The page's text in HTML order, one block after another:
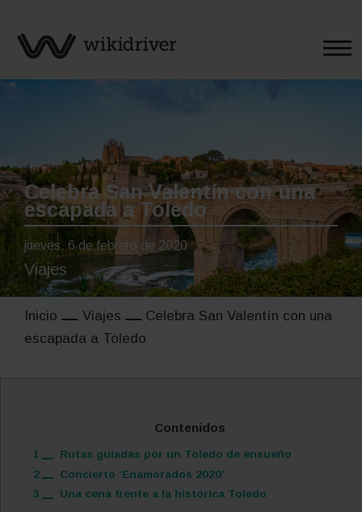
Celebra San Valentín con una
escapada a Toledo
jueves, 6 de febrero de 2020
Viajes
Inicio Viajes
Celebra San Valentín con una
escapada a Toledo
Contenidos
1
Rutas guiadas por un Toledo de ensueño
2
Concierto ‘Enamorados 2020’
3
Una cena frente a la histórica Toledo